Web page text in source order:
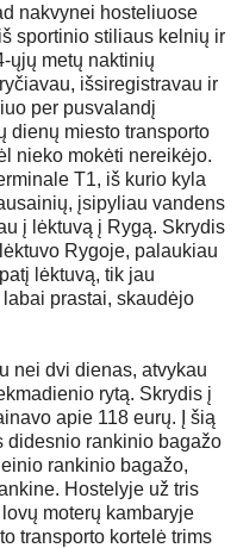
nakvynei hosteliuose
sportinio stiliaus kelnių ir
ųjų metų naktinių
išsiregistravau ir
per pusvalandį
dienų miesto transporto
nieko mokėti nereikėjo.
T1, iš kurio kyla
įsipyliau vandens
į lėktuvą į Rygą. Skrydis
Rygoje, palaukiau
lėktuvą, tik jau
prastai, skaudėjo
nei dvi dienas, atvykau
rytą. Skrydis į
apie 118 eurų. Į šią
didesnio rankinio bagažo
rankinio bagažo,
Hostelyje už tris
moterų kambaryje
transporto kortelė trims